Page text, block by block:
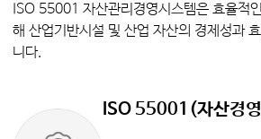
ISO 55001 자산관리경영시스템은 효율적
해 산업기반시설 및 산업 자산의 경제성과
니다.
ISO 55001(자산경